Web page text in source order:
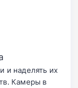
и наделять их
Камеры в